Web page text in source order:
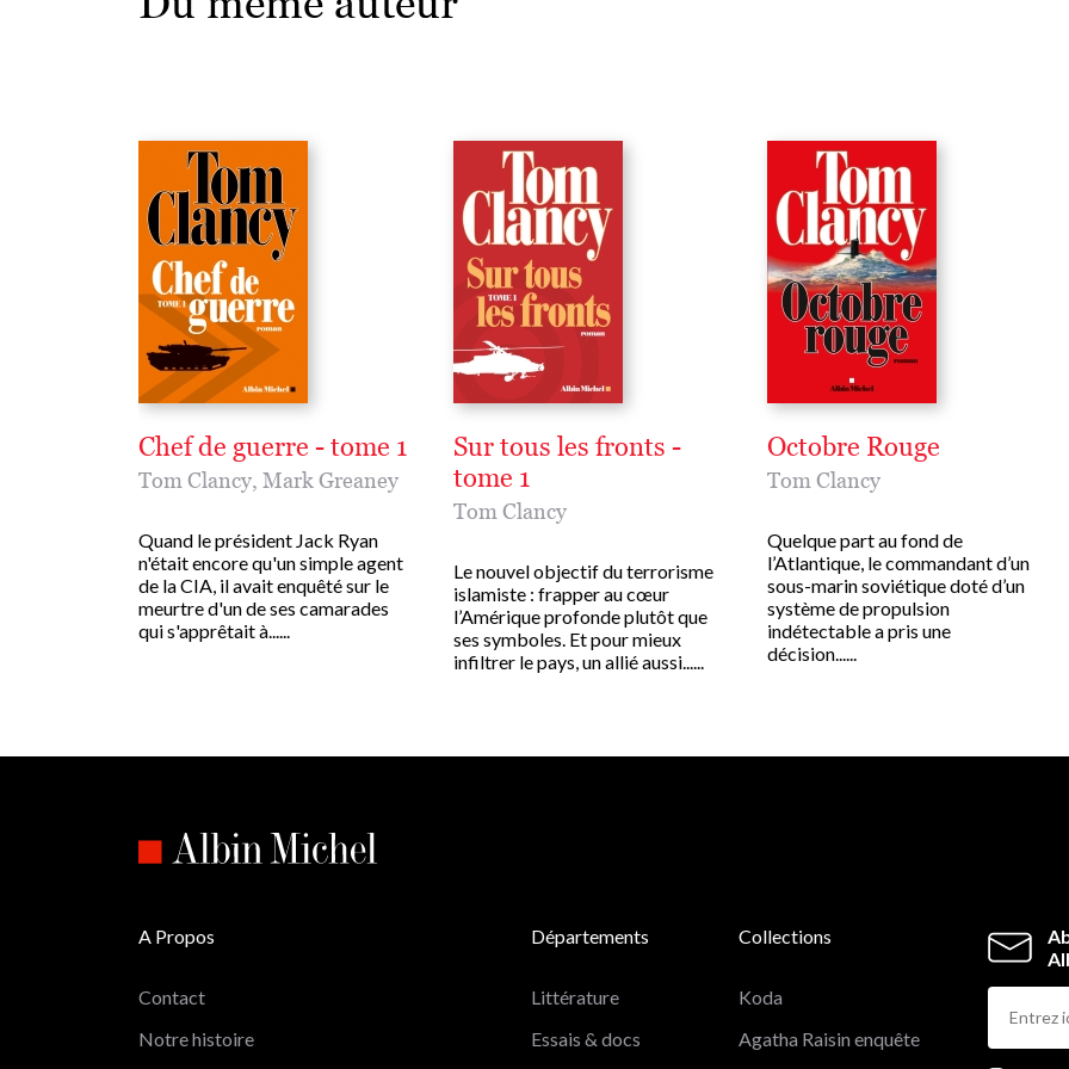
Chef de guerre - tome 1
Tom Clancy, Mark Greaney
Quand le président Jack Ryan
n'était encore qu'un simple agent
de la CIA, il avait enquêté sur le
meurtre d'un de ses camarades
qui s'apprêtait à......
Sur tous les fronts -
tome 1
Tom Clancy
Le nouvel objectif du terrorisme
islamiste : frapper au cœur
l’Amérique profonde plutôt que
ses symboles. Et pour mieux
infiltrer le pays, un allié aussi......
Octobre Rouge
Tom Clancy
Quelque part au fond de
l’Atlantique, le commandant d’un
sous-marin soviétique doté d’un
système de propulsion
indétectable a pris une
décision......
A Propos
Contact
Notre histoire
Départements
Littérature
Essais & docs
Collections
Koda
Agatha Raisin enquête